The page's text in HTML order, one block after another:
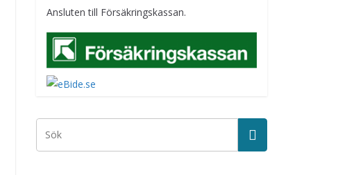
Ansluten till Försäkringskassan.